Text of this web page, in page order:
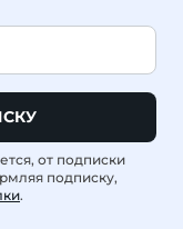
от подписки
подписку,
.